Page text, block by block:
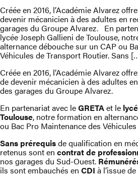
Créée en 2016, l’Académie Alvarez
devenir mécanicien à des adultes en
garages du Groupe Alvarez. En
lycée Joseph Gallieni de Toulouse,
alternance débouche sur un CAP ou
Véhicules de Transport Routier. Sans
Créée en 2016, l’Académie Alvarez
de devenir mécanicien à des adultes
des garages du Groupe Alvarez.
En partenariat avec leGRETAet le
Toulouse, notre formation en
ou Bac Pro Maintenance des
Sans prérequisde qualification en
retenus sont en contrat de
nos garages du Sud-Ouest.
ils sont embauchés en CDI à l’issue